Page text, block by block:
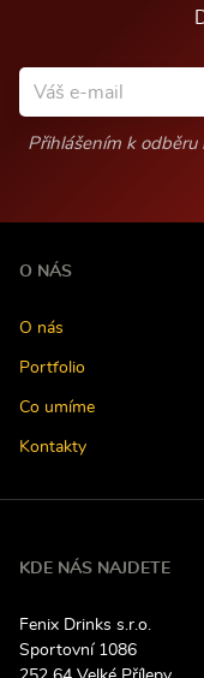
Přihlášením k
O NÁS
O nás
Portfolio
Co umíme
Kontakty
KDE NÁS NAJDETE
Fenix Drinks s.r.o.
Sportovní 1086